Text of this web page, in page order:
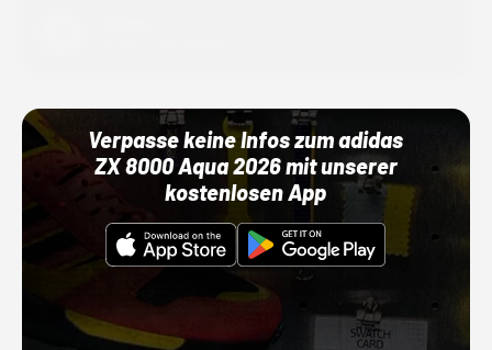
Verpasse keine Infos zum adidas
ZX 8000 Aqua 2026 mit unserer
kostenlosen App